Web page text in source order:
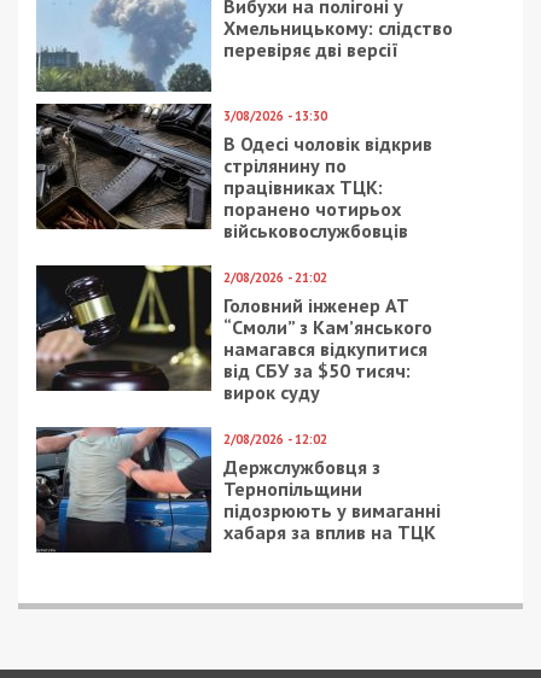
Вибухи на полігоні у
Хмельницькому: слідство
перевіряє дві версії
3/08/2026 - 13:30
В Одесі чоловік відкрив
стрілянину по
працівниках ТЦК:
поранено чотирьох
військовослужбовців
2/08/2026 - 21:02
Головний інженер АТ
“Смоли” з Кам’янського
намагався відкупитися
від СБУ за $50 тисяч:
вирок суду
2/08/2026 - 12:02
Держслужбовця з
Тернопільщини
підозрюють у вимаганні
хабаря за вплив на ТЦК